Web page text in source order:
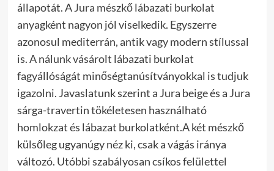
állapotát. AJura mészkő lábazati burkolat
anyagként nagyon jól viselkedik. Egyszerre
azonosul mediterrán, antik vagy modern stílussal
is. A nálunk vásárolt lábazati burkolat
fagyállóságát minőségtanúsítványokkal is tudjuk
igazolni. Javaslatunk szerint a Jura beige és a Jura
sárga-travertin tökéletesen használható
homlokzat és lábazat burkolatként.A két mészkő
külsőleg ugyanúgy néz ki, csak a vágás iránya
változó. Utóbbi szabályosan csíkos felülettel